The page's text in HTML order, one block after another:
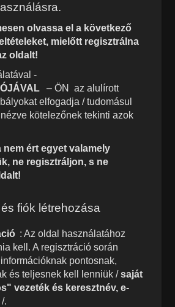
olvassa el a következő
mielőtt regisztrálna
oldalt!
-
– ÖN az alulírott
elfogadja / tudomásul
kötelezőnek tekinti azok
nem ért egyet valamely
ne regisztráljon, s ne
fiók létrehozása
: Az oldal használatához
kell. A regisztráció során
pontosnak,
és teljesnek kell lenniük /saját
vezeték és keresztnév, e-
/.